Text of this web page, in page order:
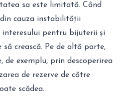
sa este limitată. Când
din cauza instabilității
interesului pentru bijuterii și
crească. Pe de altă parte,
de exemplu, prin descoperirea
de rezerve de către
scădea.